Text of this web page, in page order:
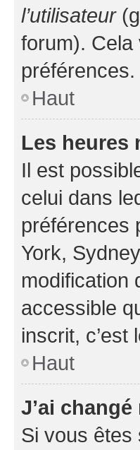
l’utilisateur
forum).
préférences.
Haut
Les heures
Il est
celui dans
préférences
York,
modification
accessible
inscrit, c’est
Haut
J’ai
Si vous êtes